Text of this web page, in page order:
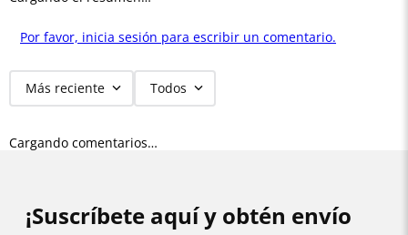
Por favor, inicia sesión para escribir un comentario.
Más reciente Todos
Cargando comentarios…
¡Suscríbete aquí y obtén envío